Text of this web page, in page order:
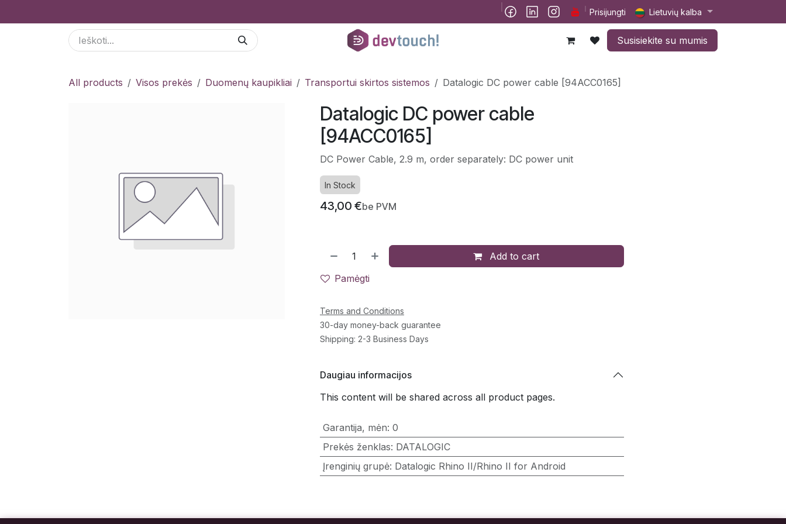
Kursai Help Darbai Susisiekite su mumis
Prisijungti Lietuvių kalba
Susisiekite su mumis
All products Visos prekės Duomenų kaupikliai Transportui skirtos sistemos Datalogic DC power cable [94ACC0165]
Datalogic DC power cable
[94ACC0165]
DC Power Cable, 2.9 m, order separately: DC power unit
In Stock
43,00 €be PVM
Add to cart
Pamėgti
Terms and Conditions
30-day money-back guarantee
Shipping: 2-3 Business Days
Daugiau informacijos
This content will be shared across all product pages.
Garantija, mėn: 0
Prekės ženklas: DATALOGIC
Įrenginių grupė: Datalogic Rhino II/Rhino II for Android